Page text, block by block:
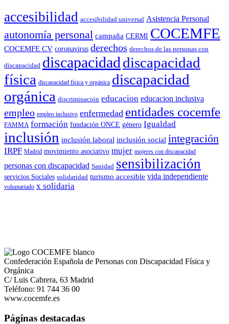
accesibilidad accesibilidad universal Asistencia Personal
autonomía personal campaña CERMI COCEMFE
COCEMFE CV coronavirus derechos derechos de las personas con
discapacidad discapacidad discapacidad
física discapacidad física y orgánica discapacidad
orgánica discriminación educacion educacion inclusiva
empleo empleo inclusivo enfermedad entidades cocemfe
FAMMA formación fundación ONCE género Igualdad
inclusión inclusión laboral inclusión social integración
IRPF Madrid movimiento asociativo mujer mujeres con discapacidad
personas con discapacidad Sanidad sensibilización
servicios Sociales solidaridad turismo accesible vida independiente
voluntariado x solidaria
Confederación Española de Personas con Discapacidad Física y
Orgánica
C/ Luis Cabrera, 63 Madrid
Teléfono: 91 744 36 00
www.cocemfe.es
Páginas destacadas